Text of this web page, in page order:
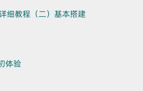
细教程（二）基本搭建
体验